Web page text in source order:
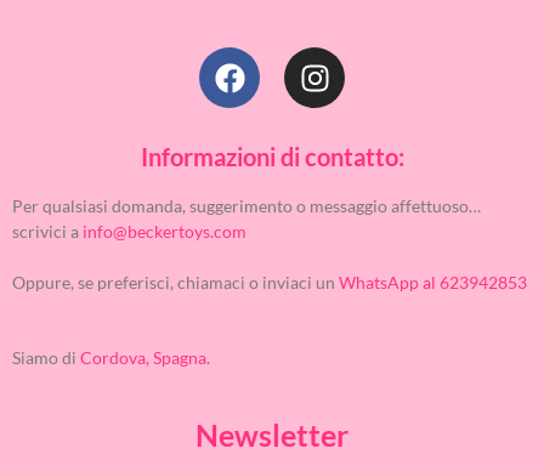
Informazioni di contatto:
Per qualsiasi domanda, suggerimento o messaggio affettuoso…
scrivici a info@beckertoys.com
Oppure, se preferisci, chiamaci o inviaci un WhatsApp al 623942853
Siamo di Cordova, Spagna.
Newsletter